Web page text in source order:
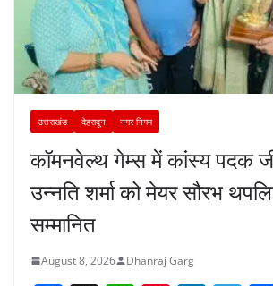
उत्तराखंड देहरादून नगर निगम
कॉमनवेल्थ गेम्स में कांस्य पदक
उन्नति शर्मा को मेयर सौरभ
सम्मानित
August 8, 2026 Dhanraj Garg